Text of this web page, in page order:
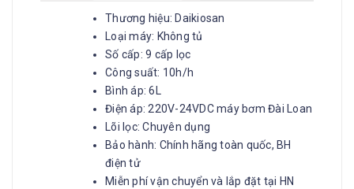
Thương hiệu: Daikiosan
Loại máy: Không tủ
Số cấp: 9 cấp lọc
Công suất: 10h/h
Bình áp: 6L
Điện áp: 220V-24VDC máy bơm Đài Loan
Lõi lọc: Chuyên dụng
Bảo hành: Chính hãng toàn quốc, BH
điện tử
Miễn phí vận chuyển và lắp đặt tại HN